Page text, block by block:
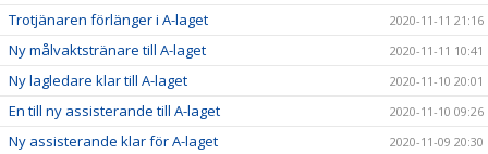
Trotjänaren förlänger i A-laget 2020-11-11 21:16
Ny målvaktstränare till A-laget 2020-11-11 10:41
Ny lagledare klar till A-laget 2020-11-10 20:01
En till ny assisterande till A-laget 2020-11-10 09:26
Ny assisterande klar för A-laget 2020-11-09 20:30